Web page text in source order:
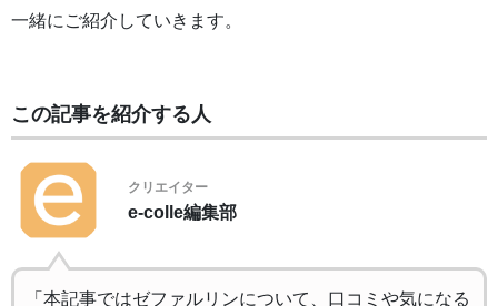
一緒にご紹介していきます。
この記事を紹介する人
クリエイター
e-colle編集部
「本記事ではゼファルリンについて、口コミや気になる